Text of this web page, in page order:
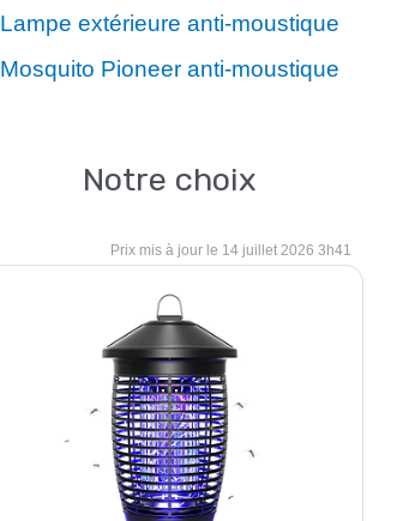
Lampe extérieure anti-moustique
Mosquito Pioneer anti-moustique
Notre choix
14 juillet 2026 3h41